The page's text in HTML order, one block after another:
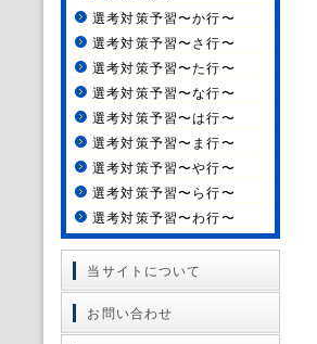
選考対策予習〜か行〜
選考対策予習〜さ行〜
選考対策予習〜た行〜
選考対策予習〜な行〜
選考対策予習〜は行〜
選考対策予習〜ま行〜
選考対策予習〜や行〜
選考対策予習〜ら行〜
選考対策予習〜わ行〜
当サイトについて
お問い合わせ